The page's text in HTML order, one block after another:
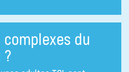
complexes du
?